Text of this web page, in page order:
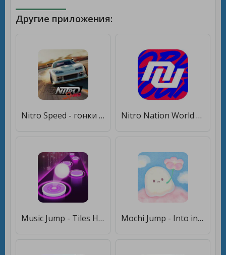
Другие приложения:
Nitro Speed - гонки на машинах [Бесплатные покупки] Nitro Nation World Tour [Много монет]
Music Jump - Tiles Hop [Много денег] Mochi Jump - Into infinity [Мод меню]